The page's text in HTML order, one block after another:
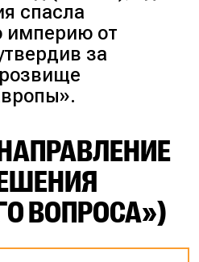
спасла
империю от
за
».
ВОПРОСА»)